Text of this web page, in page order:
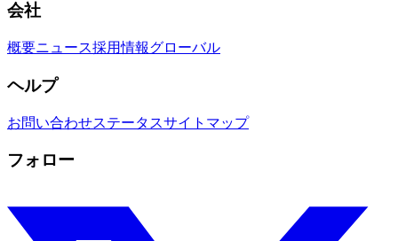
会社
概要ニュース採用情報グローバル
ヘルプ
お問い合わせステータスサイトマップ
フォロー